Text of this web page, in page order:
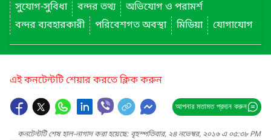
সু্যোগ-সুবিধা
বন্দর তথ্য
অভিযোগ ও পরামর্শ
বন্দর ব্যবহারকারী
পরিবেশগত অবস্থা মিডিয়া যোগাযোগ
এই কনটেন্টটি শেয়ার করতে ক্লিক করুন
আপনার মতামত প্রদান করুন
কনটেন্টটি শেষ হাল-নাগাদ করা হয়েছে: বৃহস্পতিবার, ২৪ নভেম্বর, ২০১৬ এ ০৫:৩৮ PM